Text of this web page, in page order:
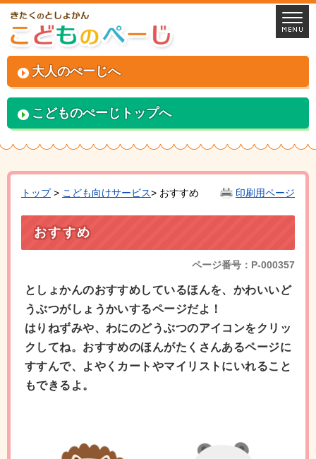
大人のぺーじへ
こどものぺーじトップへ
印刷用ページ
トップ> こども向けサービス> おすすめ
おすすめ
ページ番号：P-000357
としょかんのおすすめしているほんを、かわいいど
うぶつがしょうかいするページだよ！
はりねずみや、わにのどうぶつのアイコンをクリッ
クしてね。おすすめのほんがたくさんあるページに
すすんで、よやくカートやマイリストにいれること
もできるよ。